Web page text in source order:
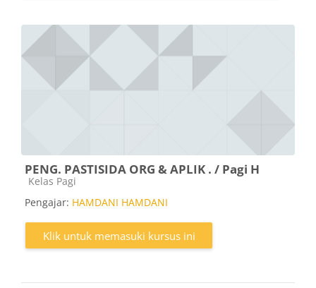
PENG. PASTISIDA ORG & APLIK . / Pagi H
Kategori kursus
Kelas Pagi
Pengajar: HAMDANI HAMDANI
Klik untuk memasuki kursus ini